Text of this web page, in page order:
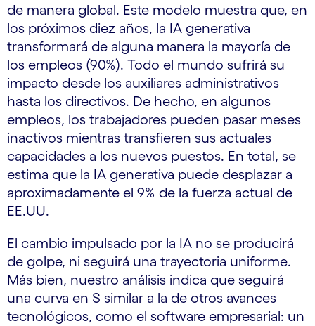
de manera global. Este modelo muestra que, en
los próximos diez años, la IA generativa
transformará de alguna manera la mayoría de
los empleos (90%). Todo el mundo sufrirá su
impacto desde los auxiliares administrativos
hasta los directivos. De hecho, en algunos
empleos, los trabajadores pueden pasar meses
inactivos mientras transfieren sus actuales
capacidades a los nuevos puestos. En total, se
estima que la IA generativa puede desplazar a
aproximadamente el 9% de la fuerza actual de
EE.UU.
El cambio impulsado por la IA no se producirá
de golpe, ni seguirá una trayectoria uniforme.
Más bien, nuestro análisis indica que seguirá
una curva en S similar a la de otros avances
tecnológicos, como el software empresarial: un